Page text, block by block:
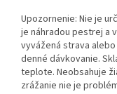
Upozornenie: Nie je
je náhradou pestrej a
vyvážená strava
denné dávkovanie.
teplote. Neobsahuje
zrážanie nie je